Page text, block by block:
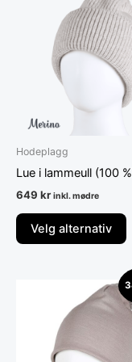
Hodeplagg
Lue i lammeull (100
649 kr inkl. mødre
Velg alternativ
Opprinnelig
var:
449 kr.
pris